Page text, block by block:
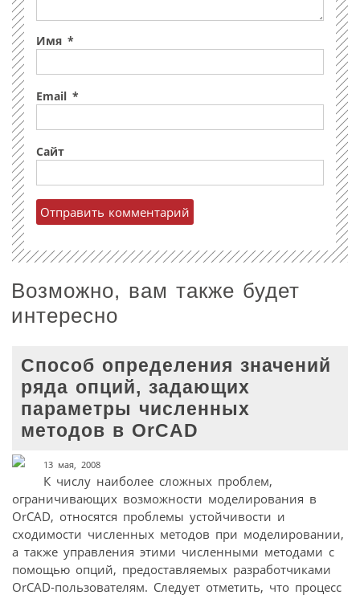
Имя *
Email *
Сайт
Возможно, вам также будет
интересно
Способ определения значений
ряда опций, задающих
параметры численных
методов в OrCAD
13 мая, 2008
К числу наиболее сложных проблем,
ограничивающих возможности моделирования в
OrCAD, относятся проблемы устойчивости и
сходимости численных методов при моделировании,
а также управления этими численными методами с
помощью опций, предоставляемых разработчиками
OrCAD-пользователям. Следует отметить, что процесс